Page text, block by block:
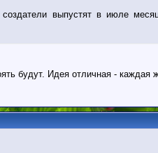
выпустят в июле
будут. Идея отличная -